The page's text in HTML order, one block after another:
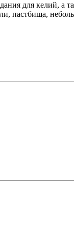
для келий, а
пастбища,